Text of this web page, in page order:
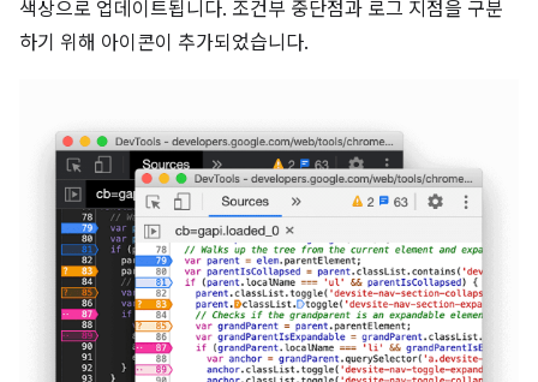
색상으로 업데이트됩니다. 조건부 중단점과 로그 지점을 구분
하기 위해 아이콘이 추가되었습니다.